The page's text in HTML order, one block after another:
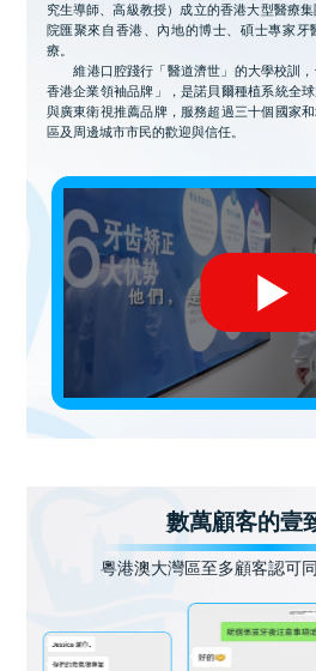
究生導師、高級教授）成立的香港大型醫療
院匯聚來自香港、內地的博士、碩士專家牙
療。
維港口腔踐行「醫道濟世」的大學校訓
香港企業領袖品牌」，是諾貝爾種植系統全
與廣東衛視推薦品牌，服務超過三十個國家
區及周邊城市市民的歡迎與信任。
數萬顧客的壹
粵港澳大灣區至多顧客認可